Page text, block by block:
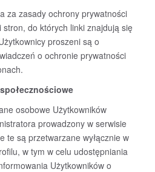
za zasady ochrony prywatności
stron, do których linki znajdują się
proszeni są o
o ochronie prywatności
osobowe Użytkowników
prowadzony w serwisie
te są przetwarzane wyłącznie w
w tym w celu udostępniania
Użytkowników o